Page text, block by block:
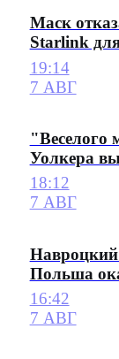
Маск
Starlink
19:14
7 АВГ
"Веселого
Уолкера
18:12
7 АВГ
Польша
16:42
7 АВГ